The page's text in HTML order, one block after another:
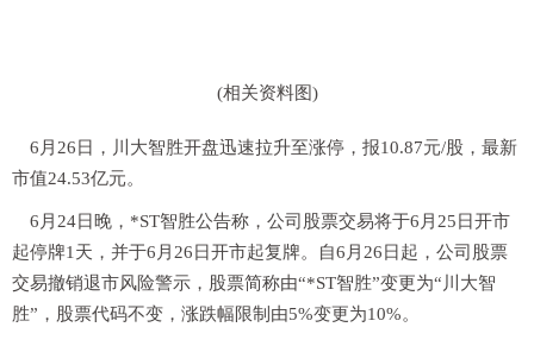
(相关资料图)
6月26日，川大智胜开盘迅速拉升至涨停，报10.87元/股，最新
市值24.53亿元。
6月24日晚，*ST智胜公告称，公司股票交易将于6月25日开市
起停牌1天，并于6月26日开市起复牌。自6月26日起，公司股票
交易撤销退市风险警示，股票简称由“*ST智胜”变更为“川大智
胜”，股票代码不变，涨跌幅限制由5%变更为10%。